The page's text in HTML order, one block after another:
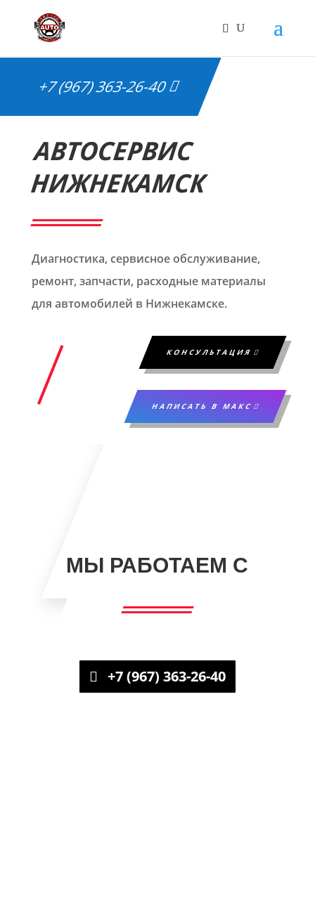
+7 (967) 363-26-40
АВТОСЕРВИС
НИЖНЕКАМСК
Диагностика, сервисное обслуживание,
ремонт, запчасти, расходные материалы
для автомобилей в Нижнекамске.
КОНСУЛЬТАЦИЯ
НАПИСАТЬ В МАКС
МЫ РАБОТАЕМ С
+7 (967) 363-26-40